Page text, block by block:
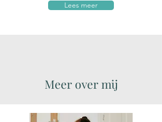
Lees meer
Meer over mij